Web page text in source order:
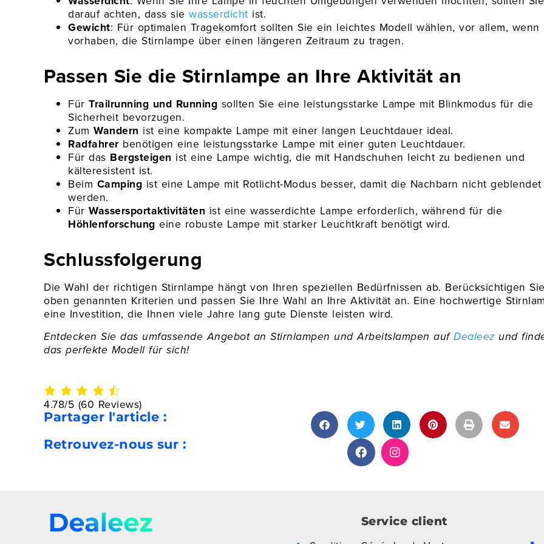
darauf achten, dass sie wasserdicht ist.
Gewicht: Für optimalen Tragekomfort sollten Sie ein leichtes Modell wählen, vor allem, wenn
vorhaben, die Stirnlampe über einen längeren Zeitraum zu tragen.
Passen Sie die Stirnlampe an Ihre Aktivität an
Für Trailrunning und Running sollten Sie eine leistungsstarke Lampe mit Blinkmodus für die
Sicherheit bevorzugen.
Zum Wandern ist eine kompakte Lampe mit einer langen Leuchtdauer ideal.
Radfahrer benötigen eine leistungsstarke Lampe mit einer guten Leuchtdauer.
Für das Bergsteigen ist eine Lampe wichtig, die mit Handschuhen leicht zu bedienen und
kälteresistent ist.
Beim Camping ist eine Lampe mit Rotlicht-Modus besser, damit die Nachbarn nicht geblendet
werden.
Für Wassersportaktivitäten ist eine wasserdichte Lampe erforderlich, während für die
Höhlenforschung eine robuste Lampe mit starker Leuchtkraft benötigt wird.
Schlussfolgerung
Die Wahl der richtigen Stirnlampe hängt von Ihren speziellen Bedürfnissen ab. Berücksichtigen
oben genannten Kriterien und passen Sie Ihre Wahl an Ihre Aktivität an. Eine hochwertige
eine Investition, die Ihnen viele Jahre lang gute Dienste leisten wird.
Entdecken Sie das umfassende Angebot an Stirnlampen und Arbeitslampen aufDealeezund
das perfekte Modell für sich!
4.78/5 (60 Reviews)
Partager l'article :
Retrouvez-nous sur :
Service client